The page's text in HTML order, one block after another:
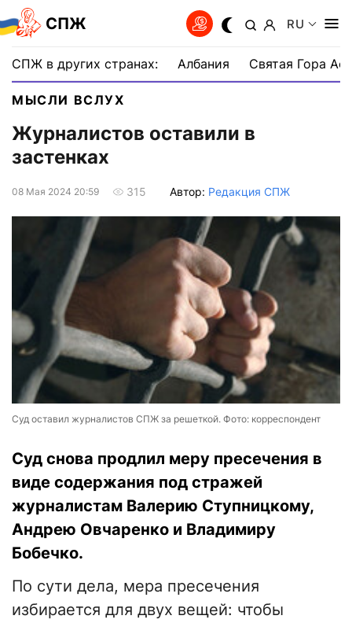
СПЖ RU
СПЖ в других странах: Албания Святая Гора
МЫСЛИ ВСЛУХ
Журналистов оставили в
застенках
08 Мая 2024 20:59 315 Автор: Редакция СПЖ
Суд оставил журналистов СПЖ за решеткой. Фото: корреспондент
Суд снова продлил меру пресечения в
виде содержания под стражей
журналистам Валерию Ступницкому,
Андрею Овчаренко и Владимиру
Бобечко.
По сути дела, мера пресечения
избирается для двух вещей: чтобы